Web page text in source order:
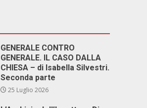
GENERALE CONTRO
GENERALE. IL CASO DALLA
CHIESA – di Isabella Silvestri.
Seconda parte
25 Luglio 2026